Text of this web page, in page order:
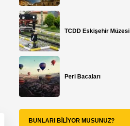
TCDD Eskişehir Müzesi
Peri Bacaları
BUNLARI BILIYOR MUSUNUZ?